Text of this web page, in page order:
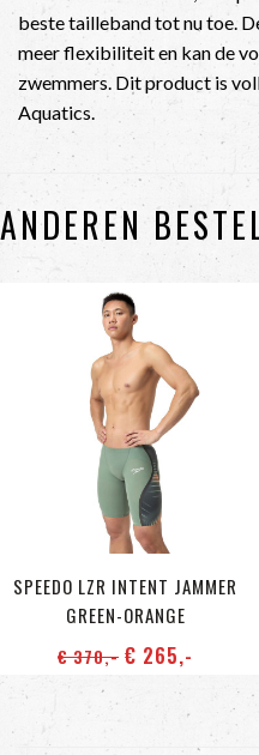
beste tailleband tot nu toe.
meer flexibiliteit en kan de
zwemmers. Dit product is
Aquatics.
ANDEREN
SPEEDO LZR INTENT JAMMER
GREEN-ORANGE
€ 370,- € 265,-